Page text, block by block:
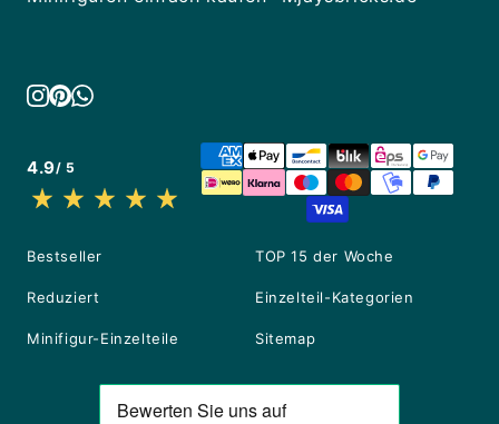
4.9/ 5
Bestseller TOP 15 der Woche
Reduziert Einzelteil-Kategorien
Minifigur-Einzelteile Sitemap